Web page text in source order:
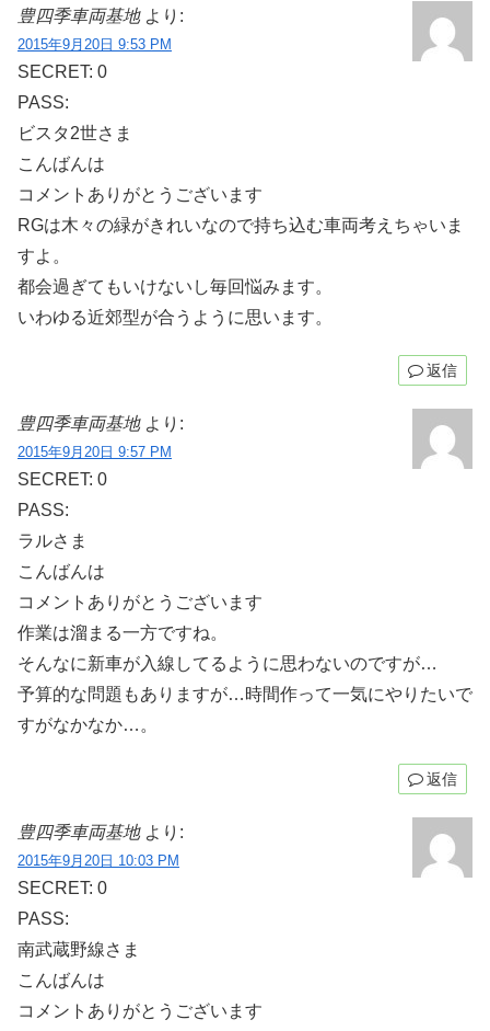
豊四季車両基地 より:
2015年9月20日 9:53 PM
SECRET: 0
PASS:
ビスタ2世さま
こんばんは
コメントありがとうございます
RGは木々の緑がきれいなので持ち込む車両考えちゃいま
すよ。
都会過ぎてもいけないし毎回悩みます。
いわゆる近郊型が合うように思います。
返信
豊四季車両基地 より:
2015年9月20日 9:57 PM
SECRET: 0
PASS:
ラルさま
こんばんは
コメントありがとうございます
作業は溜まる一方ですね。
そんなに新車が入線してるように思わないのですが…
予算的な問題もありますが…時間作って一気にやりたいで
すがなかなか…。
返信
豊四季車両基地 より:
2015年9月20日 10:03 PM
SECRET: 0
PASS:
南武蔵野線さま
こんばんは
コメントありがとうございます